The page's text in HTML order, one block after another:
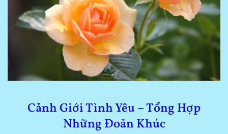
Cảnh Giới Tình Yêu – Tổng Hợp
Những Đoản Khúc